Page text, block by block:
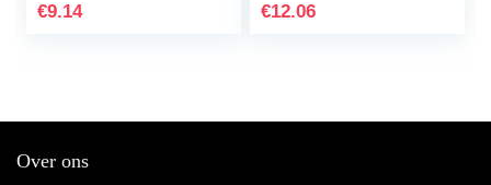
€9.14 €12.06
Over ons